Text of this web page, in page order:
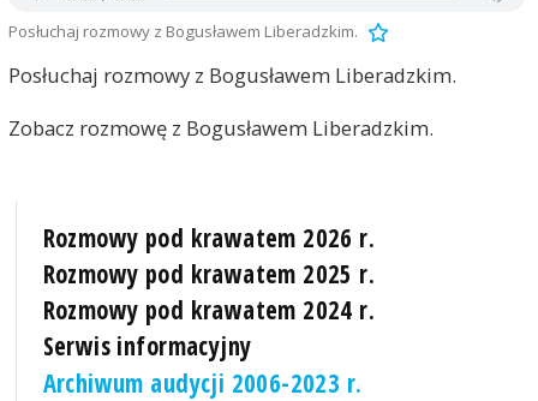
Posłuchaj rozmowy z Bogusławem Liberadzkim.
Posłuchaj rozmowy z Bogusławem Liberadzkim.
Zobacz rozmowę z Bogusławem Liberadzkim.
Rozmowy pod krawatem 2026 r.
Rozmowy pod krawatem 2025 r.
Rozmowy pod krawatem 2024 r.
Serwis informacyjny
Archiwum audycji 2006-2023 r.